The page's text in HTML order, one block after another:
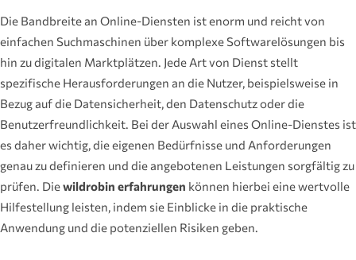
Die Bandbreite an Online-Diensten ist enorm und reicht von
einfachen Suchmaschinen über komplexe Softwarelösungen bis
hin zu digitalen Marktplätzen. Jede Art von Dienst stellt
spezifische Herausforderungen an die Nutzer, beispielsweise in
Bezug auf die Datensicherheit, den Datenschutz oder die
Benutzerfreundlichkeit. Bei der Auswahl eines Online-Dienstes ist
es daher wichtig, die eigenen Bedürfnisse und Anforderungen
genau zu definieren und die angebotenen Leistungen sorgfältig zu
prüfen. Diewildrobin erfahrungen können hierbei eine wertvolle
Hilfestellung leisten, indem sie Einblicke in die praktische
Anwendung und die potenziellen Risiken geben.